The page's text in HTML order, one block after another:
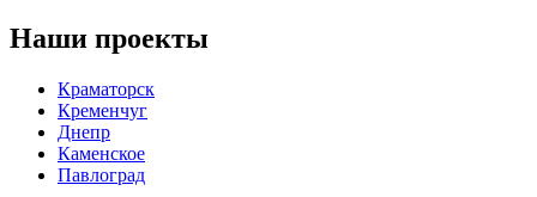
Наши проекты
Краматорск
Кременчуг
Днепр
Каменское
Павлоград